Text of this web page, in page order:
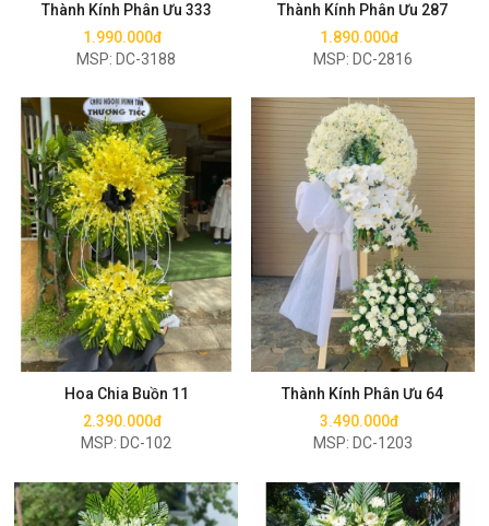
Thành Kính Phân Ưu 333
1.990.000đ
MSP: DC-3188
Thành Kính Phân Ưu 287
1.890.000đ
MSP: DC-2816
Hoa Chia Buồn 11
2.390.000đ
MSP: DC-102
Mua ngay
Thành Kính Phân Ưu 64
3.490.000đ
MSP: DC-1203
Mua ngay